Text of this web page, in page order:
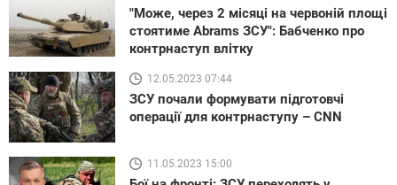
"Може, через 2 місяці на червоній площі
стоятиме Abrams ЗСУ": Бабченко про
контрнаступ влітку
12.05.2023 07:44
ЗСУ почали формувати підготовчі
операції для контрнаступу – CNN
11.05.2023 15:00